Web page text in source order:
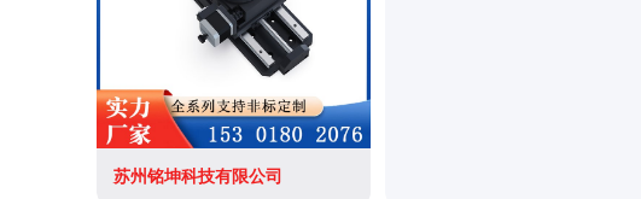
苏州铭坤科技有限公司